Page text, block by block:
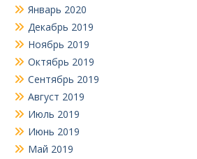
Январь 2020
Декабрь 2019
Ноябрь 2019
Октябрь 2019
Сентябрь 2019
Август 2019
Июль 2019
Июнь 2019
Май 2019